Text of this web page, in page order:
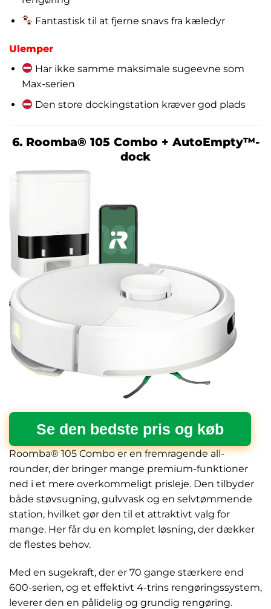
Fantastisk til at fjerne snavs fra kæledyr
Ulemper
Har ikke samme maksimale sugeevne som
Max-serien
Den store dockingstation kræver god plads
6. Roomba® 105 Combo + AutoEmpty™-
dock
Se den bedste pris og køb
Roomba® 105 Combo er en fremragende all-
rounder, der bringer mange premium-funktioner
ned i et mere overkommeligt prisleje. Den tilbyder
både støvsugning, gulvvask og en selvtømmende
station, hvilket gør den til et attraktivt valg for
mange. Her får du en komplet løsning, der dækker
de flestes behov.
Med en sugekraft, der er 70 gange stærkere end
600-serien, og et effektivt 4-trins rengøringssystem,
leverer den en pålidelig og grundig rengøring.